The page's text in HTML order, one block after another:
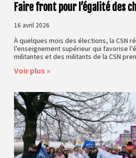
Faire front pour l’égalité des
16 avril 2026
À quelques mois des élections, la CSN
l’enseignement supérieur qui favorise
militantes et des militants de la CSN
Voir plus »